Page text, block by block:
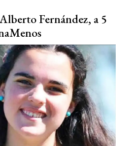
Fernández, a 5